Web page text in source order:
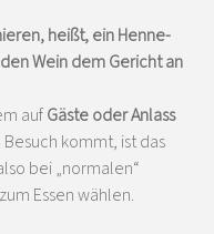
heißt, ein Henne-
Wein dem Gericht an
aufGäste oder Anlass
kommt, ist das
bei „normalen“
Essen wählen.